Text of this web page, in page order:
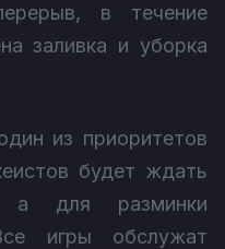
в течение
заливка и уборка
из приоритетов
будет ждать
а для разминки
игры обслужат